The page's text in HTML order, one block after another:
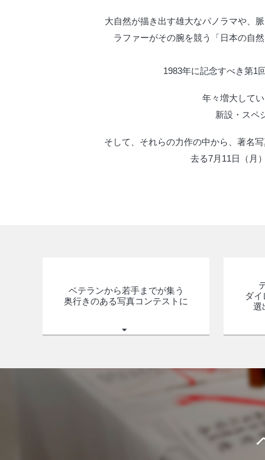
大自然が描き出す雄大なパノラマや、
ラファーがその腕を競う「日本の自
1983年に記念すべき第1
年々増大して
新設・スペ
そして、それらの力作の中から、著名
去る7月11日（月
ベテランから若手までが集う
奥行きのある写真コンテストに
ダ
選